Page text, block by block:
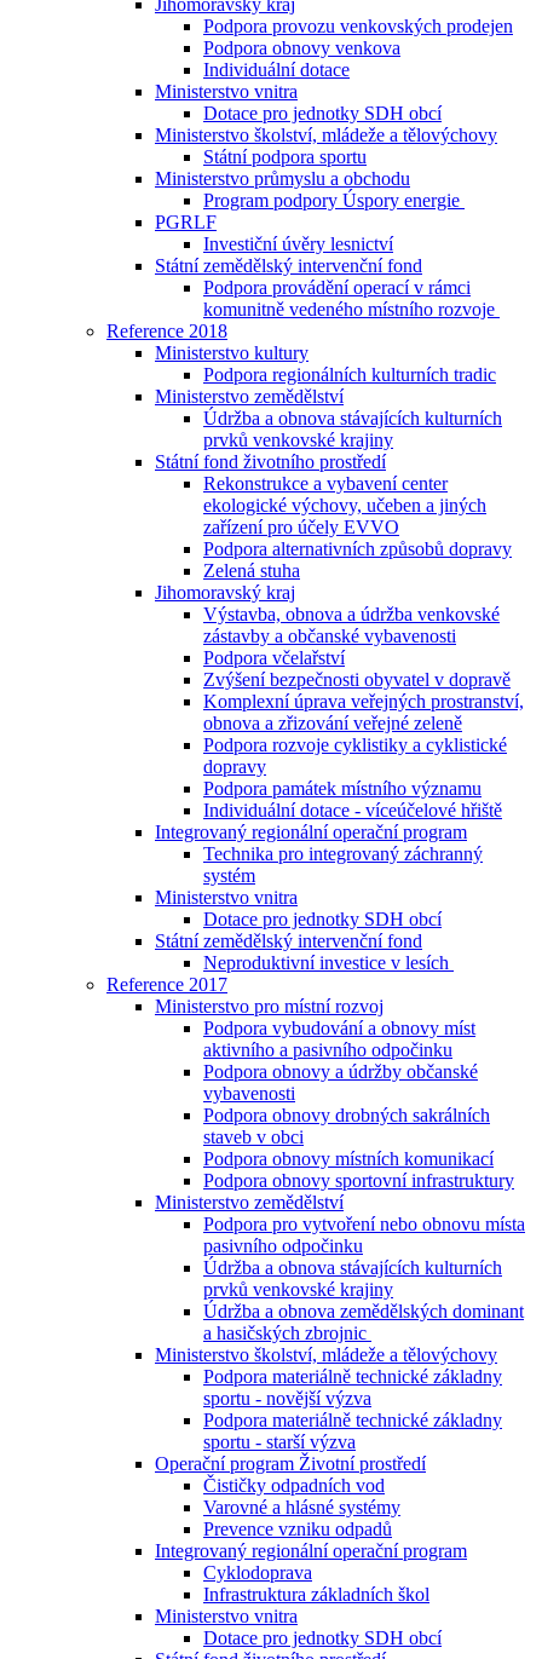
Jihomoravský kraj
Podpora provozu venkovských prodejen
Podpora obnovy venkova
Individuální dotace
Ministerstvo vnitra
Dotace pro jednotky SDH obcí
Ministerstvo školství, mládeže a tělovýchovy
Státní podpora sportu
Ministerstvo průmyslu a obchodu
Program podpory Úspory energie
PGRLF
Investiční úvěry lesnictví
Státní zemědělský intervenční fond
Podpora provádění operací v rámci
komunitně vedeného místního rozvoje
Reference 2018
Ministerstvo kultury
Podpora regionálních kulturních tradic
Ministerstvo zemědělství
Údržba a obnova stávajících kulturních
prvků venkovské krajiny
Státní fond životního prostředí
Rekonstrukce a vybavení center
ekologické výchovy, učeben a jiných
zařízení pro účely EVVO
Podpora alternativních způsobů dopravy
Zelená stuha
Jihomoravský kraj
Výstavba, obnova a údržba venkovské
zástavby a občanské vybavenosti
Podpora včelařství
Zvýšení bezpečnosti obyvatel v dopravě
Komplexní úprava veřejných prostranství,
obnova a zřizování veřejné zeleně
Podpora rozvoje cyklistiky a cyklistické
dopravy
Podpora památek místního významu
Individuální dotace - víceúčelové hřiště
Integrovaný regionální operační program
Technika pro integrovaný záchranný
systém
Ministerstvo vnitra
Dotace pro jednotky SDH obcí
Státní zemědělský intervenční fond
Neproduktivní investice v lesích
Reference 2017
Ministerstvo pro místní rozvoj
Podpora vybudování a obnovy míst
aktivního a pasivního odpočinku
Podpora obnovy a údržby občanské
vybavenosti
Podpora obnovy drobných sakrálních
staveb v obci
Podpora obnovy místních komunikací
Podpora obnovy sportovní infrastruktury
Ministerstvo zemědělství
Podpora pro vytvoření nebo obnovu místa
pasivního odpočinku
Údržba a obnova stávajících kulturních
prvků venkovské krajiny
Údržba a obnova zemědělských dominant
a hasičských zbrojnic
Ministerstvo školství, mládeže a tělovýchovy
Podpora materiálně technické základny
sportu - novější výzva
Podpora materiálně technické základny
sportu - starší výzva
Operační program Životní prostředí
Čističky odpadních vod
Varovné a hlásné systémy
Prevence vzniku odpadů
Integrovaný regionální operační program
Cyklodoprava
Infrastruktura základních škol
Ministerstvo vnitra
Dotace pro jednotky SDH obcí